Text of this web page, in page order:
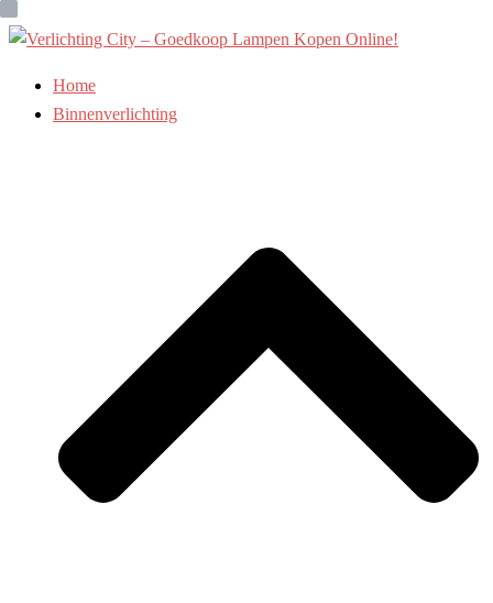
Ga
naar
inhoud
Home
Binnenverlichting